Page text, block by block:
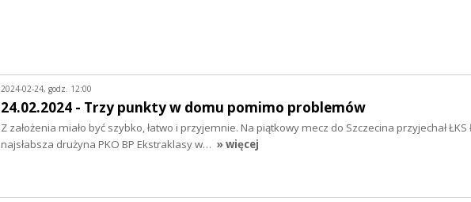
2024-02-24, godz. 12:00
24.02.2024 - Trzy punkty w domu pomimo problemów
Z założenia miało być szybko, łatwo i przyjemnie. Na piątkowy mecz do Szczecina przyjechał ŁKS
najsłabsza drużyna PKO BP Ekstraklasy w… » więcej